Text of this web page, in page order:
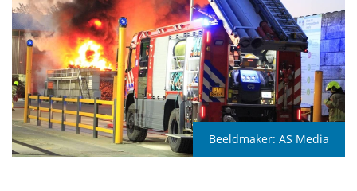
Beeldmaker: AS Media